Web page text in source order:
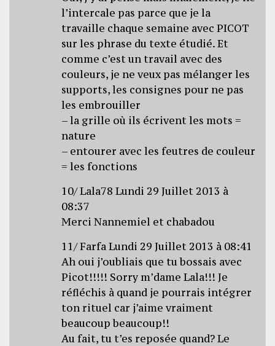
l’intercale pas parce que je la
travaille chaque semaine avec PICOT
sur les phrase du texte étudié. Et
comme c’est un travail avec des
couleurs, je ne veux pas mélanger les
supports, les consignes pour ne pas
les embrouiller
– la grille où ils écrivent les mots =
nature
– entourer avec les feutres de couleur
= les fonctions
10/ Lala78 Lundi 29 Juillet 2013 à
08:37
Merci Nannemiel et chabadou
11/ Farfa Lundi 29 Juillet 2013 à 08:41
Ah oui j’oubliais que tu bossais avec
Picot!!!!! Sorry m’dame Lala!!! Je
réfléchis à quand je pourrais intégrer
ton rituel car j’aime vraiment
beaucoup beaucoup!!
Au fait, tu t’es reposée quand? Le